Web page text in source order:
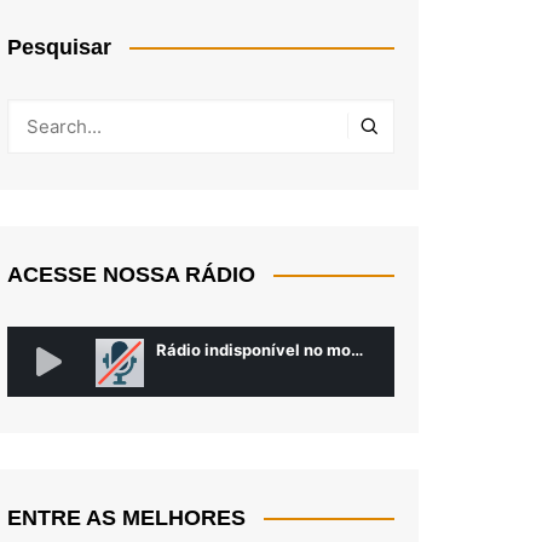
Pesquisar
ACESSE NOSSA RÁDIO
ENTRE AS MELHORES